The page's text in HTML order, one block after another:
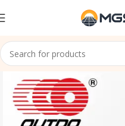
Accueil Batteries Gel